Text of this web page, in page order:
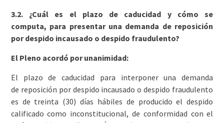
3.2. ¿Cuál es el plazo de caducidad y cómo se
computa, para presentar una demanda de reposición
por despido incausado o despido fraudulento?
El Pleno acordó por unanimidad:
El plazo de caducidad para interponer una demanda
de reposición por despido incausado o despido fraudulento
es de treinta (30) días hábiles de producido el despido
calificado como inconstitucional, de conformidad con el